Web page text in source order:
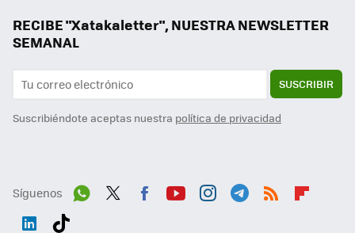
RECIBE "Xatakaletter", NUESTRA NEWSLETTER
SEMANAL
SUSCRIBIR
Suscribiéndote aceptas nuestra política de privacidad
Síguenos